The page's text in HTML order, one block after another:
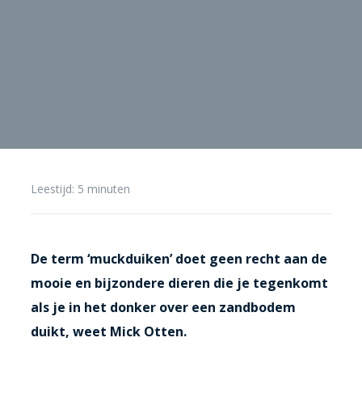
Leestijd: 5 minuten
De term ‘muckduiken’ doet geen recht aan de
mooie en bijzondere dieren die je tegenkomt
als je in het donker over een zandbodem
duikt, weet Mick Otten.